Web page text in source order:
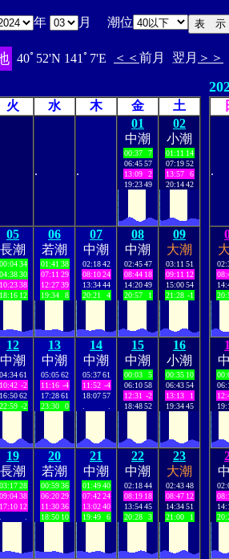
年 月 潮位
40ﾟ52'N 141ﾟ7'E ＜＜ 前月 翌月 ＞＞
火 水 木 金 土
. .
01
中潮
00:37
7
06:45 57
13:09
2
19:23 49
02
小潮
01:11 14
07:19 52
13:57
6
20:14 42
05
長潮
00:04 34
04:38 30
10:23 38
18:16 12
06
若潮
01:41 38
07:11 29
12:27 39
19:34
8
07
中潮
02:18 42
08:10 24
13:34 44
20:21
4
08
中潮
02:45 47
08:44 18
14:20 49
20:57
1
09
大潮
03:11 51
09:11 12
15:00 54
21:28 -1
12
中潮
04:34 61
10:42 -2
16:50 62
22:59 -2
13
中潮
05:05 62
11:16 -4
17:28 61
23:30
0
14
中潮
05:37 61
11:52 -4
18:07 57
15
中潮
00:03
5
06:10 58
12:31 -2
18:48 52
16
小潮
00:35 10
06:43 54
13:13
1
19:34 45
19
長潮
03:17 28
09:04 38
17:10 12
20
若潮
00:59 36
06:20 29
11:30 36
18:50 10
21
中潮
01:49 40
07:42 24
13:02 40
19:49
6
22
中潮
02:18 44
08:19 18
13:54 45
20:28
3
23
大潮
02:43 48
08:47 12
14:34 51
21:00
1
.